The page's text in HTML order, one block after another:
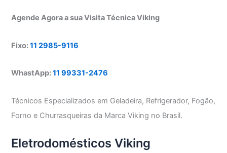
Agende Agora a sua Visita Técnica Viking
Fixo:11 2985-9116
WhastApp:11 99331-2476
Técnicos Especializados em Geladeira, Refrigerador, Fogão,
Forno e Churrasqueiras da Marca Viking no Brasil.
Eletrodomésticos Viking